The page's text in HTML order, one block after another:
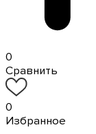
0
Сравнить
0
Избранное